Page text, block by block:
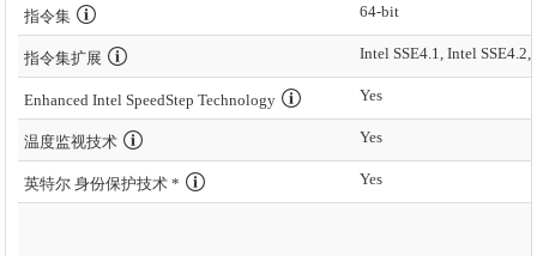
指令集 64-bit
指令集扩展 Intel SSE4.1, Intel
Enhanced Intel SpeedStep Technology Yes
温度监视技术 Yes
英特尔 身份保护技术 * Yes